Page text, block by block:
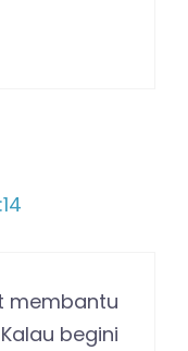
membantu
begini